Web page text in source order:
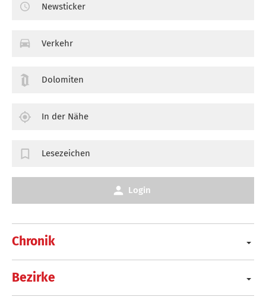
Chronik
Bezirke
Newsticker
Verkehr
Dolomiten
In der Nähe
Lesezeichen
Login